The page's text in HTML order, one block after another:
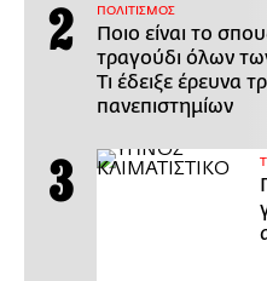
ΠΟΛΙΤΙΣΜΟΣ
Ποιο είναι το
τραγούδι όλων
Τι έδειξε έρευνα
πανεπιστημίων